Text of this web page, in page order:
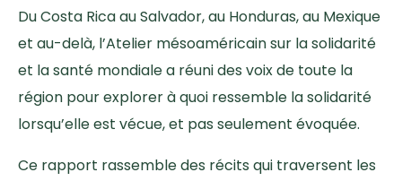
Du Costa Rica au Salvador, au Honduras, au Mexique
et au-delà, l’Atelier mésoaméricain sur la solidarité
et la santé mondiale a réuni des voix de toute la
région pour explorer à quoi ressemble la solidarité
lorsqu’elle est vécue, et pas seulement évoquée.
Ce rapport rassemble des récits qui traversent les